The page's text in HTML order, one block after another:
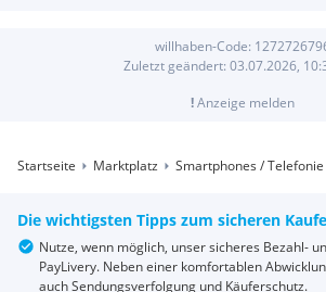
willhaben-Code:
Zuletzt geändert: 03.07.2026,
!Anzeige melden
Startseite Marktplatz Smartphones / Telefonie
Die wichtigsten Tipps zum sicheren
Nutze, wenn möglich, unser sicheres Bezahl-
PayLivery. Neben einer komfortablen
auch Sendungsverfolgung und Käuferschutz.